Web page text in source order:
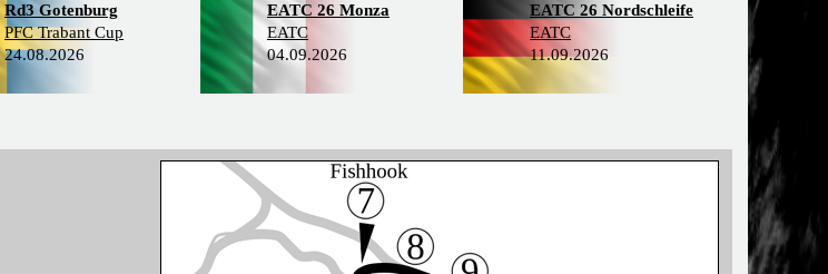
Rd3 Gotenburg
PFC Trabant Cup
24.08.2026
EATC 26 Monza
EATC
04.09.2026
EATC 26 Nordschleife
EATC
11.09.2026